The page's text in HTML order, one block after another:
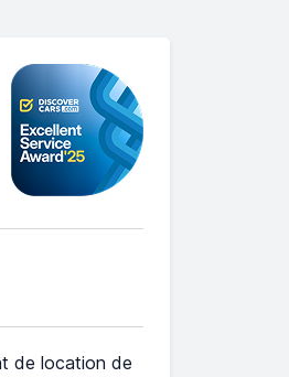
de location de